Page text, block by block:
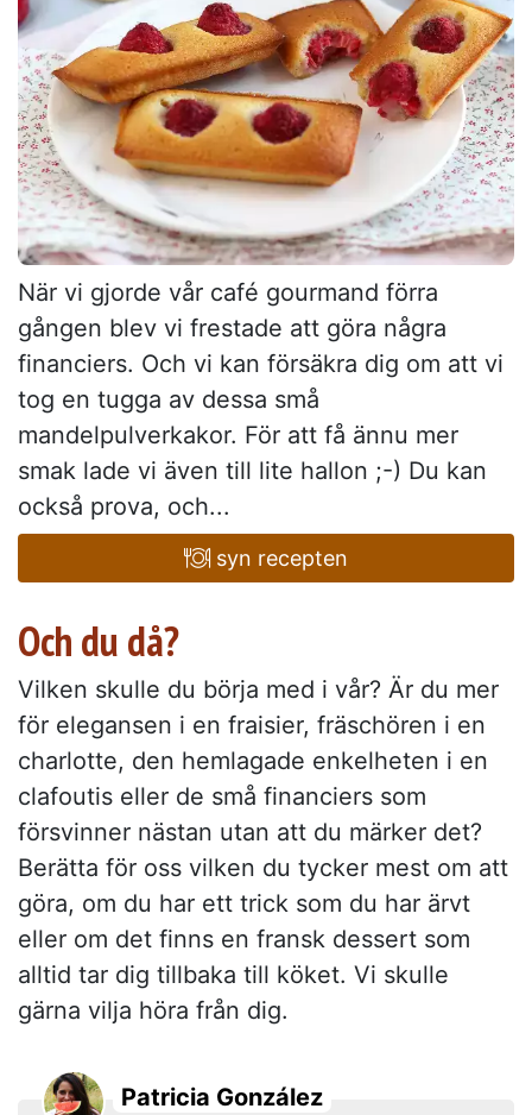
När vi gjorde vår café gourmand förra
gången blev vi frestade att göra några
financiers. Och vi kan försäkra dig om att vi
tog en tugga av dessa små
mandelpulverkakor. För att få ännu mer
smak lade vi även till lite hallon ;-) Du kan
också prova, och...
syn recepten
Och du då?
Vilken skulle du börja med i vår? Är du mer
för elegansen i en fraisier, fräschören i en
charlotte, den hemlagade enkelheten i en
clafoutis eller de små financiers som
försvinner nästan utan att du märker det?
Berätta för oss vilken du tycker mest om att
göra, om du har ett trick som du har ärvt
eller om det finns en fransk dessert som
alltid tar dig tillbaka till köket. Vi skulle
gärna vilja höra från dig.
Patricia González